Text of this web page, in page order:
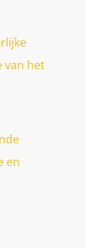
van het
en